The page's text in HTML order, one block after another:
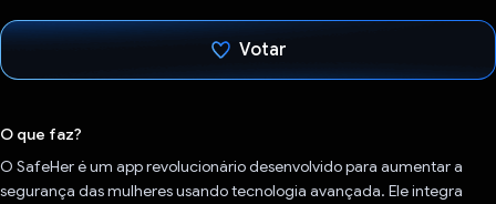
Votar
O que faz?
O SafeHer é um app revolucionário desenvolvido para aumentar a
segurança das mulheres usando tecnologia avançada. Ele integra